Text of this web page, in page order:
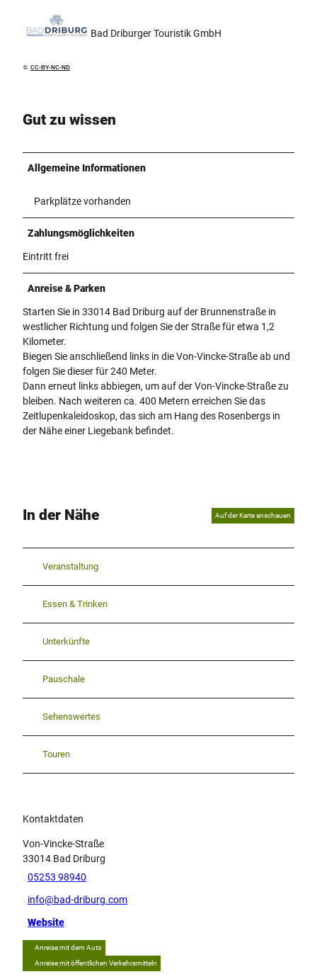
© CC-BY-NC-ND
Bad Driburger Touristik GmbH
Gut zu wissen
Allgemeine Informationen
Parkplätze vorhanden
Zahlungsmöglichkeiten
Eintritt frei
Anreise & Parken
Starten Sie in 33014 Bad Driburg auf der Brunnenstraße in
westlicher Richtung und folgen Sie der Straße für etwa 1,2
Kilometer.
Biegen Sie anschließend links in die Von-Vincke-Straße ab und
folgen Sie dieser für 240 Meter.
Dann erneut links abbiegen, um auf der Von-Vincke-Straße zu
bleiben. Nach weiteren ca. 400 Metern erreichen Sie das
Zeitlupenkaleidoskop, das sich am Hang des Rosenbergs in
der Nähe einer Liegebank befindet.
In der Nähe Auf der Karte anschauen
Veranstaltung
Essen & Trinken
Unterkünfte
Pauschale
Sehenswertes
Touren
Kontaktdaten
Von-Vincke-Straße
33014 Bad Driburg
05253 98940
info@bad-driburg.com
Website
Anreise mit dem Auto
Anreise mit öffentlichen Verkehrsmitteln